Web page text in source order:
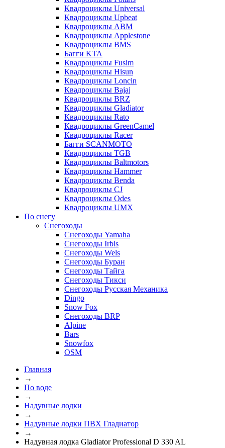
Квадроциклы Universal
Квадроциклы Upbeat
Квадроциклы ABM
Квадроциклы Applestone
Квадроциклы BMS
Багги KTA
Квадроциклы Fusim
Квадроциклы Hisun
Квадроциклы Loncin
Квадроциклы Bajaj
Квадроциклы BRZ
Квадроциклы Gladiator
Квадроциклы Rato
Квадроциклы GreenCamel
Квадроциклы Racer
Багги SCANMOTO
Квадроциклы TGB
Квадроциклы Baltmotors
Квадроциклы Hammer
Квадроциклы Benda
Квадроциклы CJ
Квадроциклы Odes
Квадроциклы UMX
По снегу
Снегоходы
Снегоходы Yamaha
Снегоходы Irbis
Снегоходы Wels
Снегоходы Буран
Снегоходы Тайга
Снегоходы Тикси
Снегоходы Русская Механика
Dingo
Snow Fox
Снегоходы BRP
Alpine
Bars
Snowfox
OSM
Главная
→
По воде
→
Надувные лодки
→
Надувные лодки ПВХ Гладиатор
→
Надувная лодка Gladiator Professional D 330 AL